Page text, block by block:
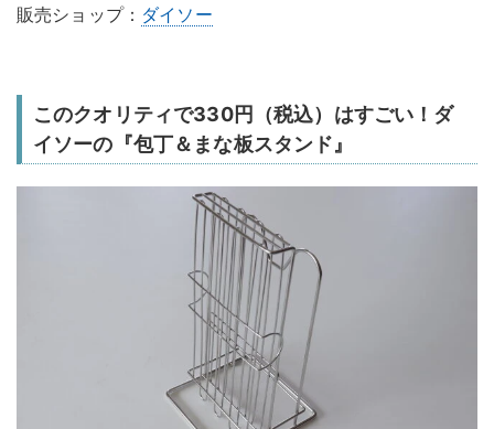
販売ショップ： ダイソー
このクオリティで330円（税込）はすごい！ダ
イソーの『包丁＆まな板スタンド』